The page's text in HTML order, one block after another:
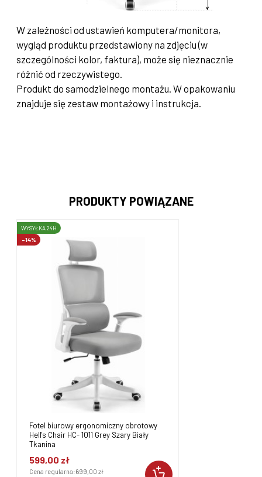
PRODUKTY POWIĄZANE
Fotel biurowy ergonomiczny obrotowy
Hell's Chair HC- 1011 Grey Szary Biały
Tkanina
599,00 zł
Cena regularna:699,00 zł
-14%
WYSYŁKA 24H
W zależności od ustawień komputera/monitora,
wygląd produktu przedstawiony na zdjęciu (w
szczególności kolor, faktura), może się nieznacznie
różnić od rzeczywistego.
Produkt do samodzielnego montażu. W opakowaniu
znajduje się zestaw montażowy i instrukcja.